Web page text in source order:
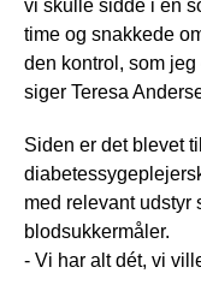
vi skulle sidde i en
time og snakkede
den kontrol, som
siger Teresa
Siden er det blevet
med relevant udstyr
blodsukkermåler.
- Vi har alt dét, vi